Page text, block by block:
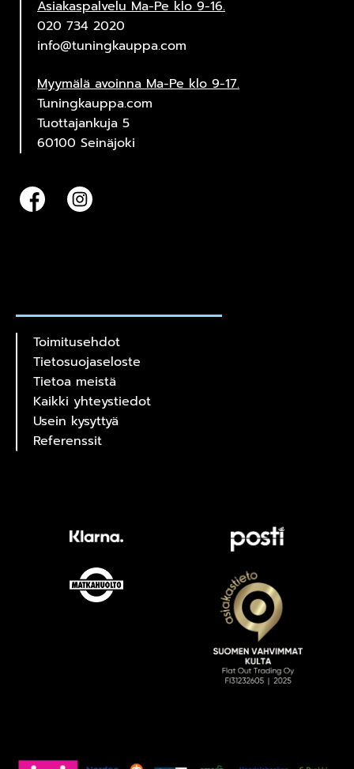
Asiakaspalvelu Ma-Pe klo 9-16.
020 734 2020
info@tuningkauppa.com
Myymälä avoinna Ma-Pe klo 9-17.
Tuningkauppa.com
Tuottajankuja 5
60100 Seinäjoki
Toimitusehdot
Tietosuojaseloste
Tietoa meistä
Kaikki yhteystiedot
Usein kysyttyä
Referenssit